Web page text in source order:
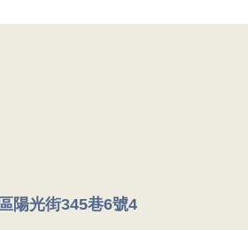
陽光街345巷6號4